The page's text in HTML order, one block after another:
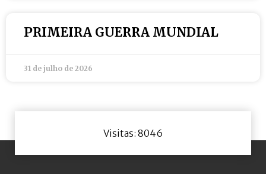
PRIMEIRA GUERRA MUNDIAL
31 de julho de 2026
Visitas: 8046